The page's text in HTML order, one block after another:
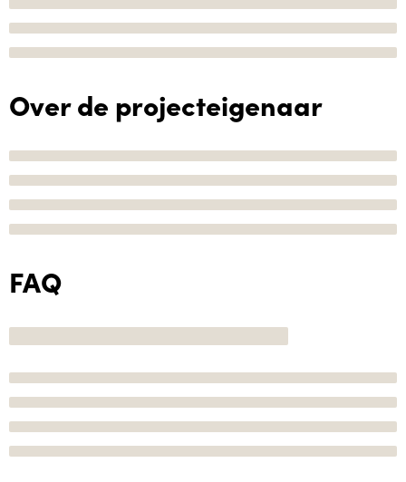
Over de projecteigenaar
FAQ